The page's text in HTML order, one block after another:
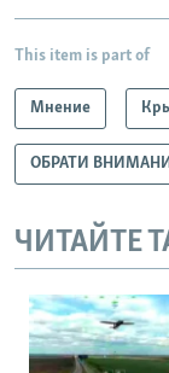
This item is part of
Мнение
ОБРАТИ
ЧИТАЙТЕ